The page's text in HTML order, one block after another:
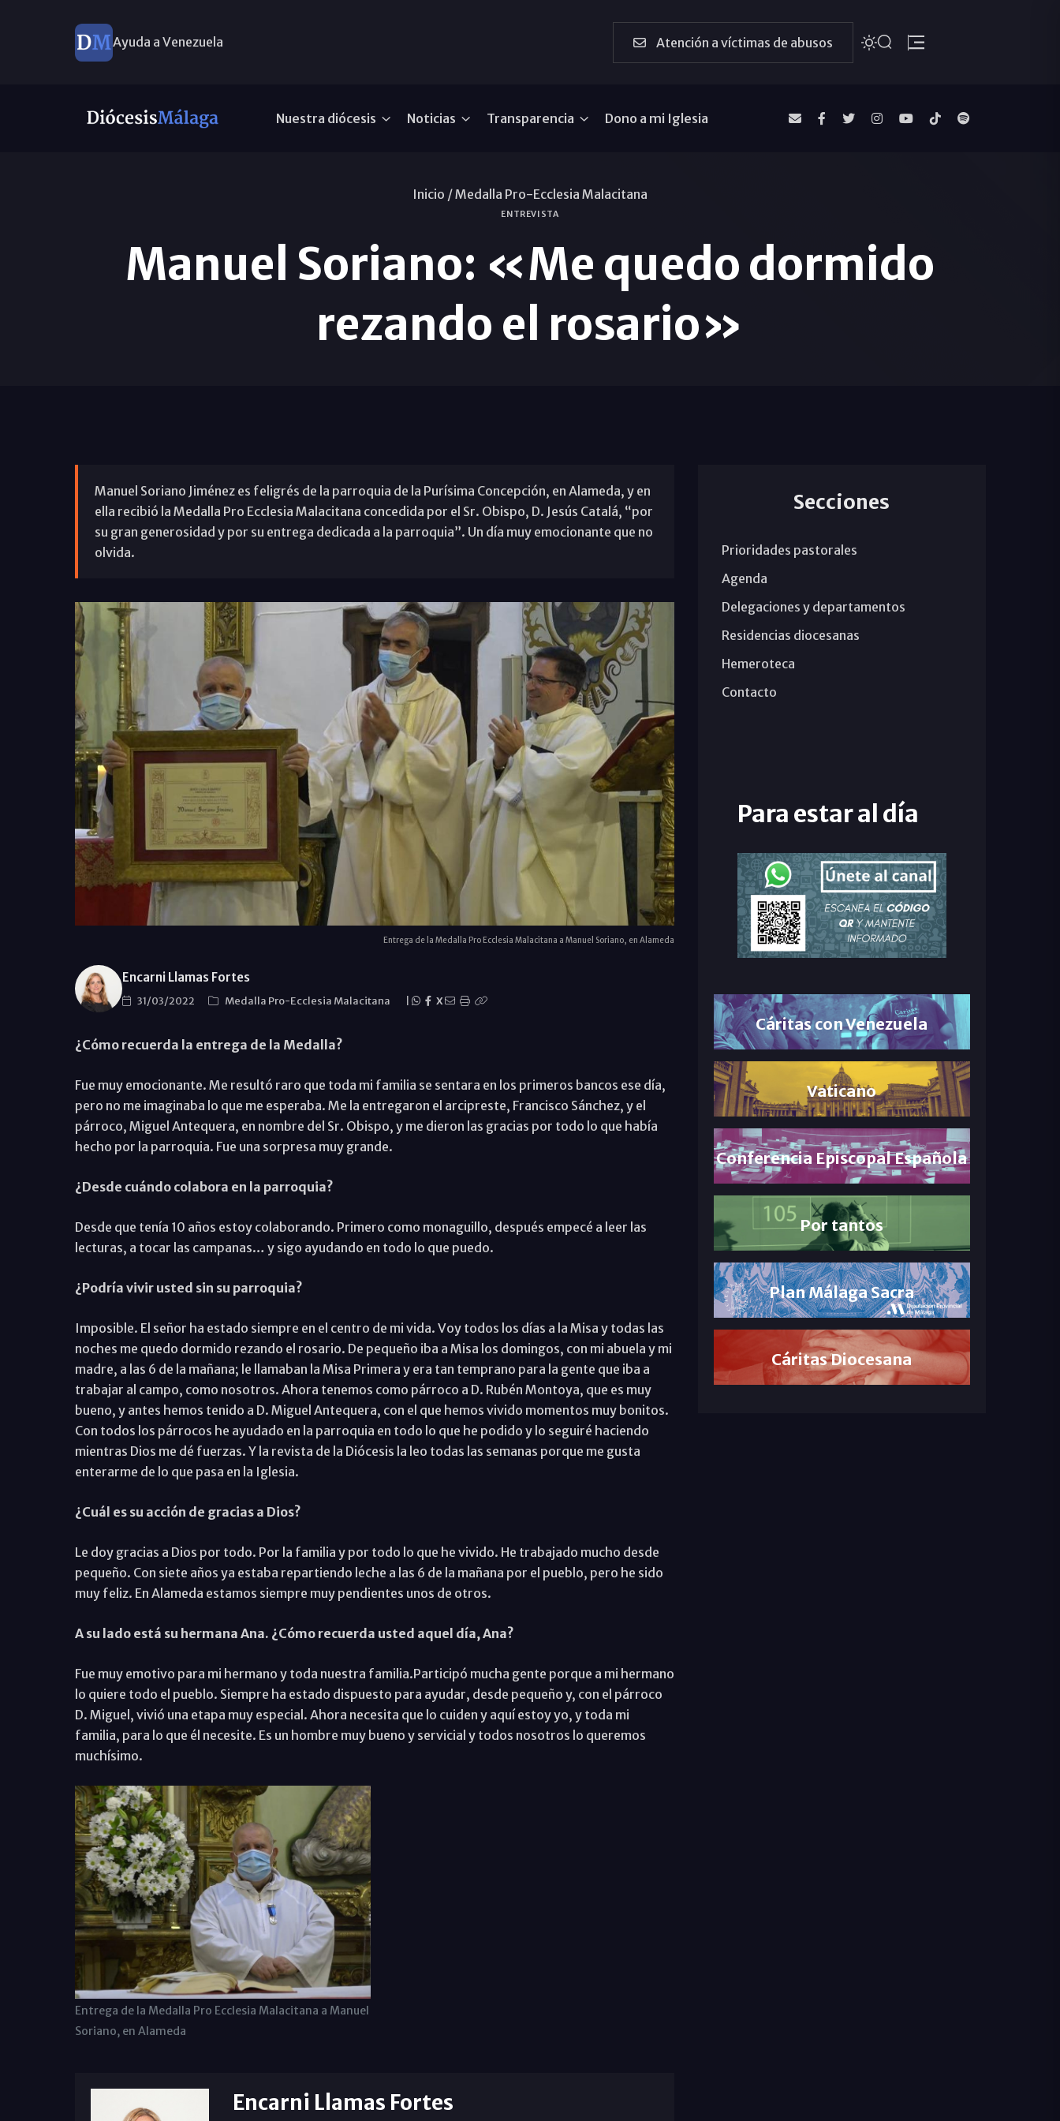
Ayuda a Venezuela Atención a víctimas de abusos
Nuestra diócesis Noticias Transparencia Dono a mi Iglesia
Inicio /Medalla Pro-Ecclesia Malacitana
ENTREVISTA
Manuel Soriano: «Me quedo dormido
rezando el rosario»
Manuel Soriano Jiménez es feligrés de la parroquia de la Purísima Concepción, en Alameda, y en
ella recibió la Medalla Pro Ecclesia Malacitana concedida por el Sr. Obispo, D. Jesús Catalá, “por
su gran generosidad y por su entrega dedicada a la parroquia”. Un día muy emocionante que no
olvida.
Entrega de la Medalla Pro Ecclesia Malacitana a Manuel Soriano, en Alameda
Encarni Llamas Fortes
31/03/2022 Medalla Pro-Ecclesia Malacitana X
¿Cómo recuerda la entrega de la Medalla?
Fue muy emocionante. Me resultó raro que toda mi familia se sentara en los primeros bancos ese día,
pero no me imaginaba lo que me esperaba. Me la entregaron el arcipreste, Francisco Sánchez, y el
párroco, Miguel Antequera, en nombre del Sr. Obispo, y me dieron las gracias por todo lo que había
hecho por la parroquia. Fue una sorpresa muy grande.
¿Desde cuándo colabora en la parroquia?
Desde que tenía 10 años estoy colaborando. Primero como monaguillo, después empecé a leer las
lecturas, a tocar las campanas… y sigo ayudando en todo lo que puedo.
¿Podría vivir usted sin su parroquia?
Imposible. El señor ha estado siempre en el centro de mi vida. Voy todos los días a la Misa y todas las
noches me quedo dormido rezando el rosario. De pequeño iba a Misa los domingos, con mi abuela y mi
madre, a las 6 de la mañana; le llamaban la Misa Primera y era tan temprano para la gente que iba a
trabajar al campo, como nosotros. Ahora tenemos como párroco a D. Rubén Montoya, que es muy
bueno, y antes hemos tenido a D. Miguel Antequera, con el que hemos vivido momentos muy bonitos.
Con todos los párrocos he ayudado en la parroquia en todo lo que he podido y lo seguiré haciendo
mientras Dios me dé fuerzas. Y la revista de la Diócesis la leo todas las semanas porque me gusta
enterarme de lo que pasa en la Iglesia.
¿Cuál es su acción de gracias a Dios?
Le doy gracias a Dios por todo. Por la familia y por todo lo que he vivido. He trabajado mucho desde
pequeño. Con siete años ya estaba repartiendo leche a las 6 de la mañana por el pueblo, pero he sido
muy feliz. En Alameda estamos siempre muy pendientes unos de otros.
A su lado está su hermana Ana. ¿Cómo recuerda usted aquel día, Ana?
Fue muy emotivo para mi hermano y toda nuestra familia.Participó mucha gente porque a mi hermano
lo quiere todo el pueblo. Siempre ha estado dispuesto para ayudar, desde pequeño y, con el párroco
D. Miguel, vivió una etapa muy especial. Ahora necesita que lo cuiden y aquí estoy yo, y toda mi
familia, para lo que él necesite. Es un hombre muy bueno y servicial y todos nosotros lo queremos
muchísimo.
Entrega de la Medalla Pro Ecclesia Malacitana a Manuel
Soriano, en Alameda
Encarni Llamas Fortes
Secciones
Prioridades pastorales
Agenda
Delegaciones y departamentos
Residencias diocesanas
Hemeroteca
Contacto
Para estar al día
Cáritas con Venezuela
Vaticano
Conferencia Episcopal Española
Por tantos
Plan Málaga Sacra
Cáritas Diocesana